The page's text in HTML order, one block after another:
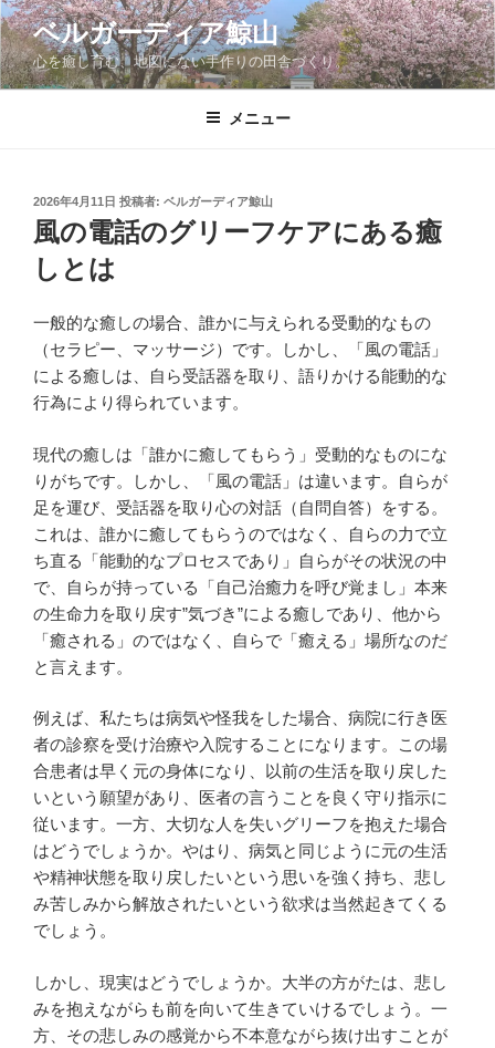
コ
ン
テ
ン
ベルガーディア鯨山
心を癒し育む、地図にない手作りの田舎づくり。
メニュー
投
稿
日:
2026年4月11日 投稿者: ベルガーディア鯨山
風の電話のグリーフケアにある癒
しとは
一般的な癒しの場合、誰かに与えられる受動的なもの
（セラピー、マッサージ）です。しかし、「風の電話」
による癒しは、自ら受話器を取り、語りかける能動的な
行為により得られています。
現代の癒しは「誰かに癒してもらう」受動的なものにな
りがちです。しかし、「風の電話」は違います。自らが
足を運び、受話器を取り心の対話（自問自答）をする。
これは、誰かに癒してもらうのではなく、自らの力で立
ち直る「能動的なプロセスであり」自らがその状況の中
で、自らが持っている「自己治癒力を呼び覚まし」本来
の生命力を取り戻す”気づき”による癒しであり、他から
「癒される」のではなく、自らで「癒える」場所なのだ
と言えます。
例えば、私たちは病気や怪我をした場合、病院に行き医
者の診察を受け治療や入院することになります。この場
合患者は早く元の身体になり、以前の生活を取り戻した
いという願望があり、医者の言うことを良く守り指示に
従います。一方、大切な人を失いグリーフを抱えた場合
はどうでしょうか。やはり、病気と同じように元の生活
や精神状態を取り戻したいという思いを強く持ち、悲し
み苦しみから解放されたいという欲求は当然起きてくる
でしょう。
しかし、現実はどうでしょうか。大半の方がたは、悲し
みを抱えながらも前を向いて生きていけるでしょう。一
方、その悲しみの感覚から不本意ながら抜け出すことが